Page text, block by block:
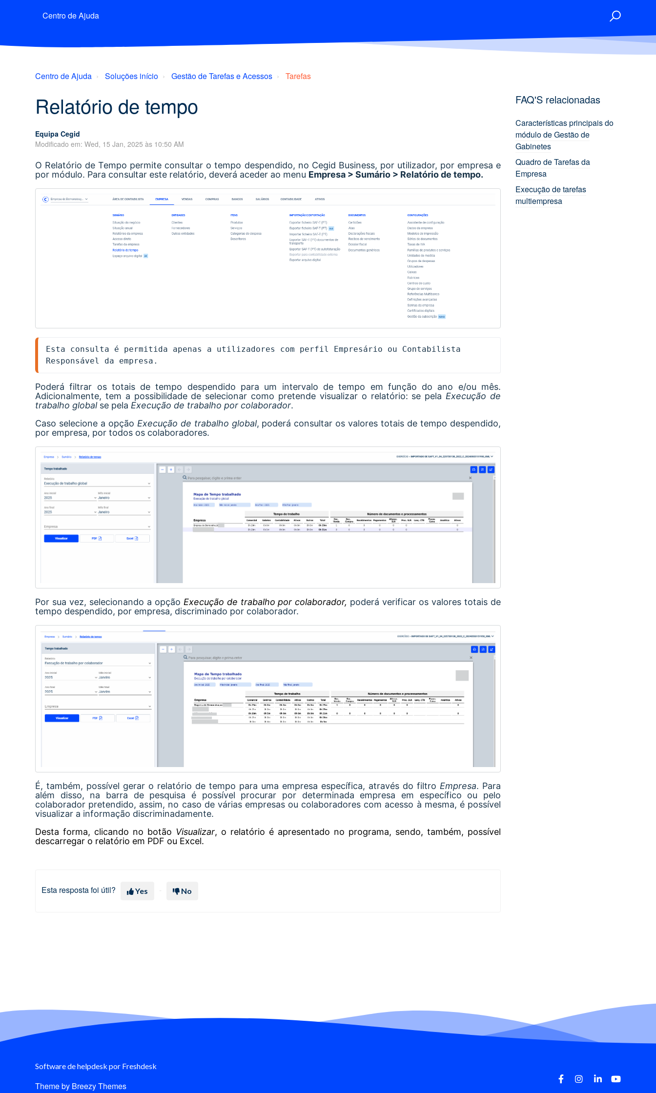
Centro de Ajuda
Centro de Ajuda Soluções início Gestão de Tarefas e Acessos Tarefas
Relatório de tempo
Equipa Cegid
Modificado em: Wed, 15 Jan, 2025 às 10:50 AM
O Relatório de Tempo permite consultar o tempo despendido, no Cegid Business, por utilizador, por empresa e
por módulo. Para consultar este relatório, deverá aceder ao menu Empresa > Sumário > Relatório de tempo.
Esta consulta é permitida apenas a utilizadores com perfil Empresário ou Contabilista
Responsável da empresa.
Poderá filtrar os totais de tempo despendido para um intervalo de tempo em função do ano e/ou mês.
Adicionalmente, tem a possibilidade de selecionar como pretende visualizar o relatório: se pela Execução de
trabalho globalse pela Execução de trabalho por colaborador.
Caso selecione a opção Execução de trabalho global, poderá consultar os valores totais de tempo despendido,
por empresa, por todos os colaboradores.
Por sua vez, selecionando a opção Execução de trabalho por colaborador, poderá verificar os valores totais de
tempo despendido, por empresa, discriminado por colaborador.
É, também, possível gerar o relatório de tempo para uma empresa específica, através do filtro Empresa. Para
além disso, na barra de pesquisa é possível procurar por determinada empresa em específico ou pelo
colaborador pretendido, assim, no caso de várias empresas ou colaboradores com acesso à mesma, é possível
visualizar a informação discriminadamente.
Desta forma, clicando no botão Visualizar, o relatório é apresentado no programa, sendo, também, possível
descarregar o relatório em PDF ou Excel.
Esta resposta foi útil? Yes No
FAQ'S relacionadas
Características principais do
módulo de Gestão de
Gabinetes
Quadro de Tarefas da
Empresa
Execução de tarefas
multiempresa
Software de helpdesk por Freshdesk
Theme by Breezy Themes